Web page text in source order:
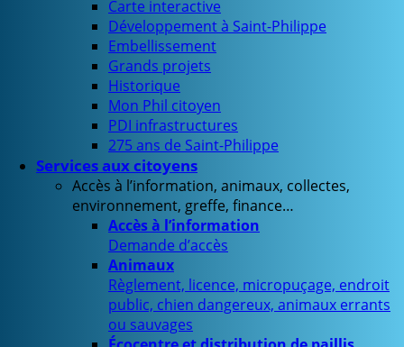
Carte interactive
Développement à Saint-Philippe
Embellissement
Grands projets
Historique
Mon Phil citoyen
PDI infrastructures
275 ans de Saint-Philippe
Services aux citoyens
Accès à l’information, animaux, collectes,
environnement, greffe, finance…
Accès à l’information
Demande d’accès
Animaux
Règlement, licence, micropuçage, endroit
public, chien dangereux, animaux errants
ou sauvages